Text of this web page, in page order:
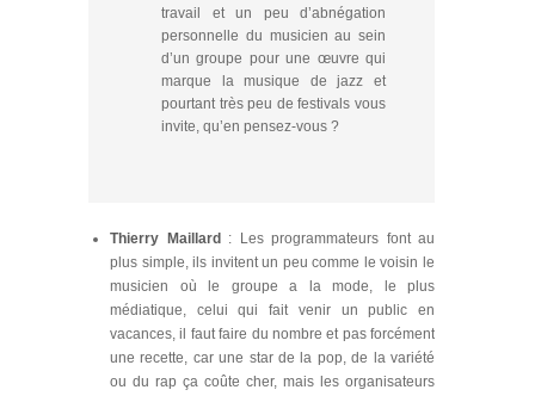
travail et un peu d’abnégation
personnelle du musicien au sein
d’un groupe pour une œuvre qui
marque la musique de jazz et
pourtant très peu de festivals vous
invite, qu’en pensez-vous ?
Thierry Maillard
: Les programmateurs font au
plus simple, ils invitent un peu comme le voisin le
musicien où le groupe a la mode, le plus
médiatique, celui qui fait venir un public en
vacances, il faut faire du nombre et pas forcément
une recette, car une star de la pop, de la variété
ou du rap ça coûte cher, mais les organisateurs